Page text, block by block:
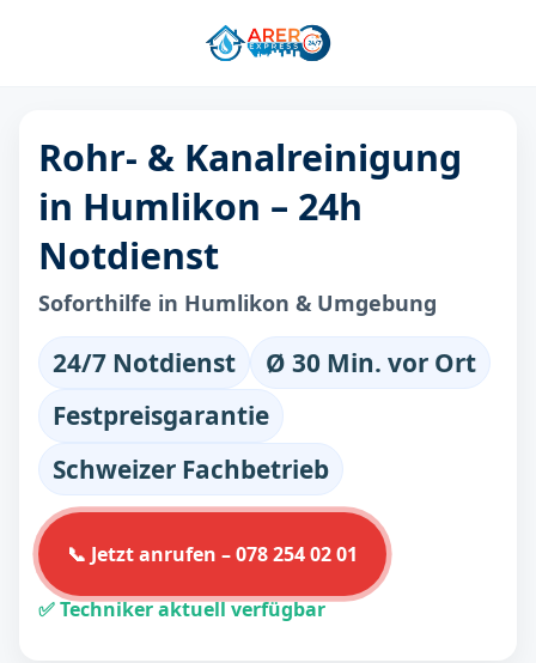
Rohr- & Kanalreinigung
in Humlikon – 24h
Notdienst
Soforthilfe in Humlikon & Umgebung
24/7 Notdienst
Ø 30 Min. vor Ort
Festpreisgarantie
Schweizer Fachbetrieb
📞 Jetzt anrufen – 078 254 02 01
✅ Techniker aktuell verfügbar